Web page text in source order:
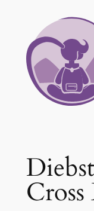
springen